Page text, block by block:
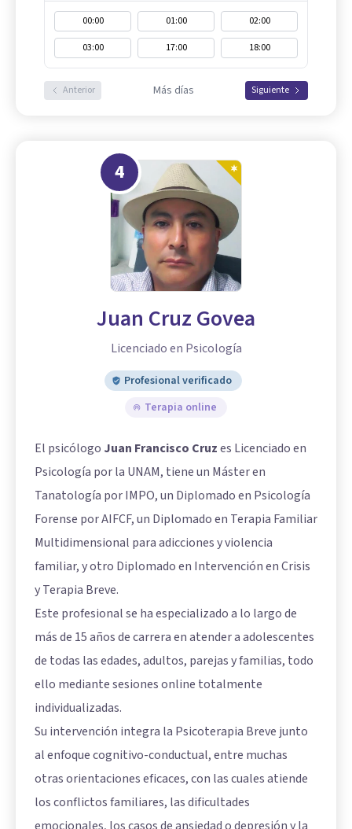
00:00 01:00
02:00
03:00
17:00 18:00
Anterior Más días Siguiente
4
Juan Cruz Govea
Licenciado en Psicología
Profesional verificado
Terapia online
El psicólogo Juan Francisco Cruzes Licenciado en
Psicología por la UNAM, tiene un Máster en
Tanatología por IMPO, un Diplomado en Psicología
Forense por AIFCF, un Diplomado en Terapia Familiar
Multidimensional para adicciones y violencia
familiar, y otro Diplomado en Intervención en Crisis
y Terapia Breve.
Este profesional se ha especializado a lo largo de
más de 15 años de carrera en atender a adolescentes
de todas las edades, adultos, parejas y familias, todo
ello mediante sesiones online totalmente
individualizadas.
Su intervención integra la Psicoterapia Breve junto
al enfoque cognitivo-conductual, entre muchas
otras orientaciones eficaces, con las cuales atiende
los conflictos familiares, las dificultades
emocionales, los casos de ansiedad o depresión y la